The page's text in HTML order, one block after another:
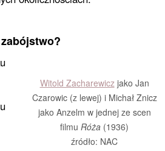
Witold Zacharewiczjako Jan
Czarowic (z lewej) i Michał Znicz
jako Anzelm w jednej ze scen
filmuRóża (1936)
źródło: NAC